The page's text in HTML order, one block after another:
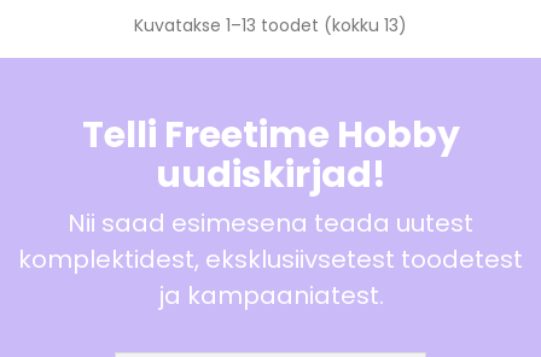
Kuvatakse 1–13 toodet (kokku 13)
Telli Freetime Hobby
uudiskirjad!
Nii saad esimesena teada uutest
komplektidest, eksklusiivsetest toodetest
ja kampaaniatest.